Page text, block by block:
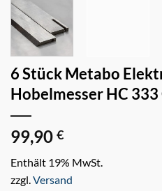
6 Stück Metabo
Hobelmesser HC
99,90 €
Enthält 19% MwSt.
zzgl. Versand